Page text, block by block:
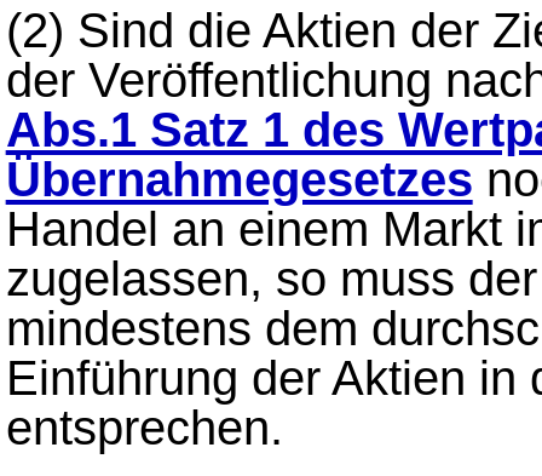
(2) Sind die Aktien der
der Veröffentlichung
Abs.1 Satz 1 des
Übernahmegesetzes
Handel an einem Markt
zugelassen, so muss
mindestens dem
Einführung der Aktien in
entsprechen.